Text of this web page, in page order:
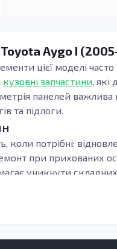
Aygo I
цієї моделі
кузовні запчастини, які
панелей
та підлоги.
коли потрібні:
при прихованих
уникнути
тип кузова,